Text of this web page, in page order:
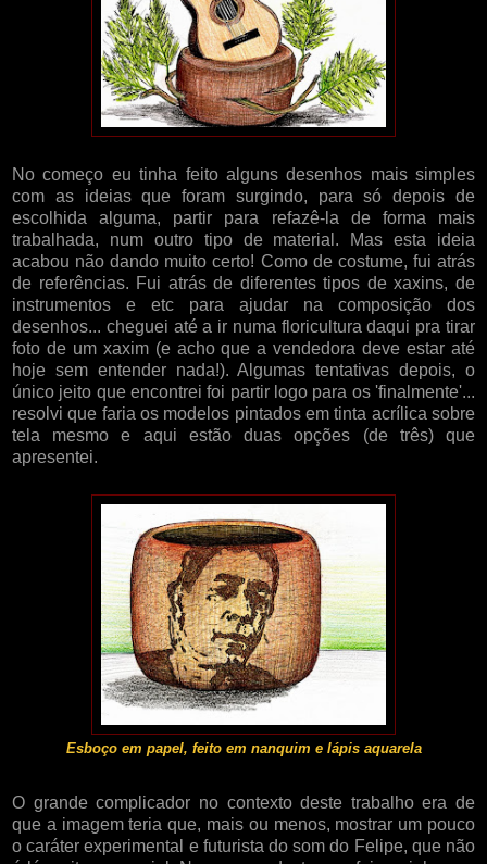
No começo eu tinha feito alguns desenhos mais simples
com as ideias que foram surgindo, para só depois de
escolhida alguma, partir para refazê-la de forma mais
trabalhada, num outro tipo de material. Mas esta ideia
acabou não dando muito certo! Como de costume, fui atrás
de referências. Fui atrás de diferentes tipos de xaxins, de
instrumentos e etc para ajudar na composição dos
desenhos... cheguei até a ir numa floricultura daqui pra tirar
foto de um xaxim (e acho que a vendedora deve estar até
hoje sem entender nada!). Algumas tentativas depois, o
único jeito que encontrei foi partir logo para os 'finalmente'...
resolvi que faria os modelos pintados em tinta acrílica sobre
tela mesmo e aqui estão duas opções (de três) que
apresentei.
Esboço em papel, feito em nanquim e lápis aquarela
O grande complicador no contexto deste trabalho era de
que a imagem teria que, mais ou menos, mostrar um pouco
o caráter experimental e futurista do som do Felipe, que não